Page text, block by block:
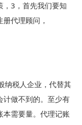
，3，首先我们要知
代理顾问，
纳税人企业，代替其
计做不到的。至少有
需要量。代理记账